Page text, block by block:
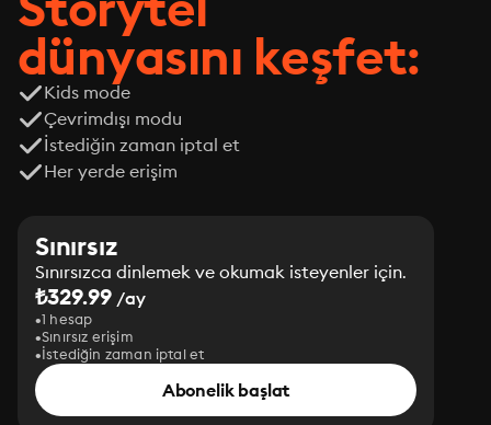
dünyasını keşfet:
Kids mode
Çevrimdışı modu
İstediğin zaman iptal et
Her yerde erişim
Sınırsız
Sınırsızca dinlemek ve okumak isteyenler için.
₺329.99 /ay
1 hesap
Sınırsız erişim
İstediğin zaman iptal et
Abonelik başlat